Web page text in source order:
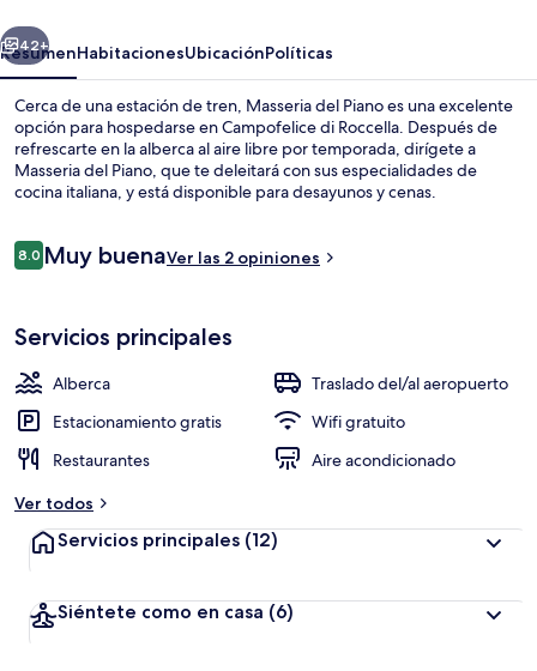
Siguiente
42+
ResumenHabitacionesUbicaciónPolíticas
Cerca de una estación de tren, Masseria del Piano es una excelente
opción para hospedarse en Campofelice di Roccella. Después de
refrescarte en la alberca al aire libre por temporada, dirígete a
Masseria del Piano, que te deleitará con sus especialidades de
cocina italiana, y está disponible para desayunos y cenas.
Opiniones
8.08.0 de 10,
Muy buenaVer las 2 opiniones
Servicios principales
Alberca
Traslado del/al aeropuerto
Estacionamiento gratis
Wifi gratuito
Restaurantes
Aire acondicionado
Ver todos
Servicios principales (12)
Siéntete como en casa (6)